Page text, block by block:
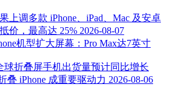
上调多款 iPhone、iPad、Mac 及安卓
价，最高达 25% 2026-08-07
机型扩大屏幕：Pro Max达7英寸
球折叠屏手机出货量预计同比增长
叠 iPhone 成重要驱动力 2026-08-06